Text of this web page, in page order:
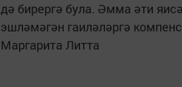
дә бирергә була. Әмма әти
эшләмәгән гаиләләргә
Маргарита Литта